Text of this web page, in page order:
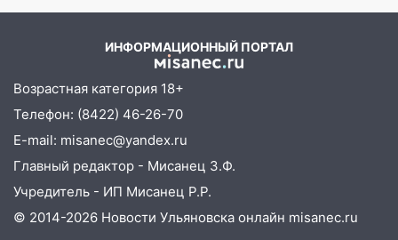
Губернатор Ульяновской области:
уничтожено четыре беспилотника в
регионе
10:00
В Ульяновске дотла сгорел
легковой автомобиль
09:39
В Ульяновске будут судить десять
наркодилеров, снабжавших две области
ИНФОРМАЦИОННЫЙ ПОРТАЛ
Возрастная категория 18+
Телефон: (8422) 46-26-70
E-mail: misanec@yandex.ru
Главный редактор - Мисанец З.Ф.
Учредитель - ИП Мисанец Р.Р.
© 2014-2026 Новости Ульяновска онлайн misanec.ru